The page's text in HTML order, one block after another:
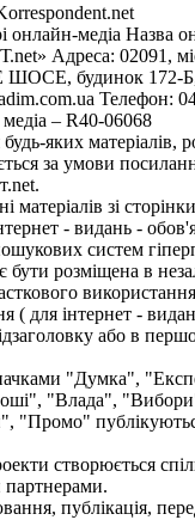
онлайн-медіа Назва
Адреса: 02091,
будинок 172-Б,
Телефон:
медіа – R40-06068
яких матеріалів,
за умови
матеріалів зі
- видань -
систем
розміщена в
використання
( для інтернет -
або в
"Думка",
"Влада",
"Промо"
створюється
публікація,